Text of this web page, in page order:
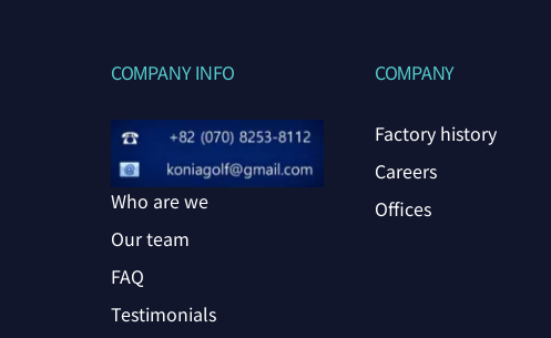
COMPANY INFO
Who are we
Our team
FAQ
Testimonials
COMPANY
Factory history
Careers
Offices